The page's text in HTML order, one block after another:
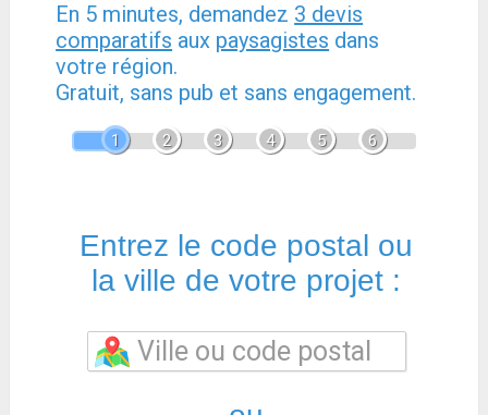
En 5 minutes, demandez 3 devis
comparatifs aux paysagistes dans
votre région.
Gratuit, sans pub et sans engagement.
1 2 3 4 5 6
Entrez le code postal ou
la ville de votre projet :